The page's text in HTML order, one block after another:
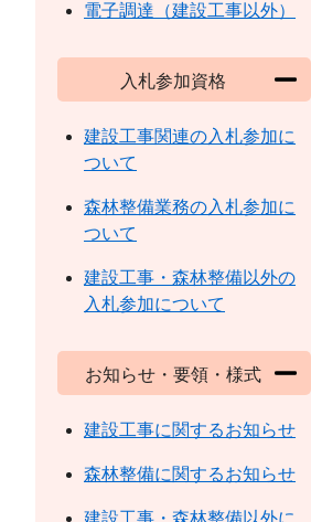
電子調達（建設工事以外）
入札参加資格
建設工事関連の入札参加に
ついて
森林整備業務の入札参加に
ついて
建設工事・森林整備以外の
入札参加について
お知らせ・要領・様式
建設工事に関するお知らせ
森林整備に関するお知らせ
建設工事・森林整備以外に